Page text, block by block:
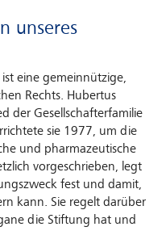
unseres
eine gemeinnützige,
Rechts. Hubertus
der Gesellschafterfamilie
sie 1977, um die
und pharmazeutische
vorgeschrieben, legt
fest und damit,
kann. Sie regelt darüber
die Stiftung hat und